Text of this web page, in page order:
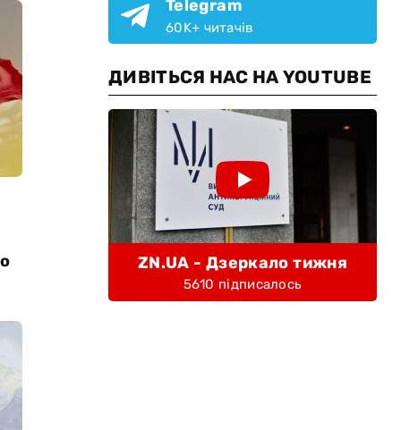
Telegram
60K+ читачів
ДИВІТЬСЯ НАС НА YOUTUBE
ZN.UA - Дзеркало тижня
5610 підписалось